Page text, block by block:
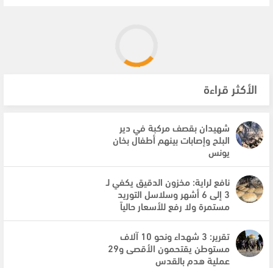
الأكثر قراءة
شهيدان بقصف مركبة في دير
البلح وإصابات بينهم أطفال بخان
يونس
نافع لراية: مخزون الدقيق يكفي لـ
3 إلى 6 أشهر وسلاسل التوريد
مستمرة ولا رفع للأسعار حالياً
تقرير: 3 شهداء ونحو 10 آلاف
مستوطن يقتحمون الأقصى و29
عملية هدم بالقدس